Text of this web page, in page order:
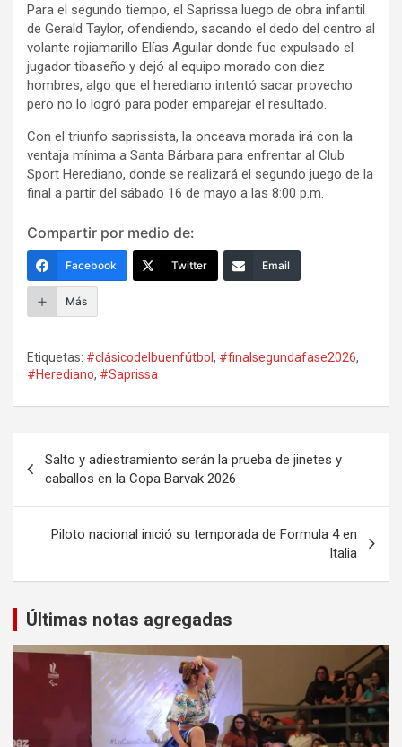
Para el segundo tiempo, el Saprissa luego de obra infantil
de Gerald Taylor, ofendiendo, sacando el dedo del centro al
volante rojiamarillo Elías Aguilar donde fue expulsado el
jugador tibaseño y dejó al equipo morado con diez
hombres, algo que el herediano intentó sacar provecho
pero no lo logró para poder emparejar el resultado.
Con el triunfo saprissista, la onceava morada irá con la
ventaja mínima a Santa Bárbara para enfrentar al Club
Sport Herediano, donde se realizará el segundo juego de la
final a partir del sábado 16 de mayo a las 8:00 p.m.
Compartir por medio de:
Facebook Twitter Email
Más
Etiquetas: #clásicodelbuenfútbol , #finalsegundafase2026,
#Herediano, #Saprissa
de
entradas
Salto y adiestramiento serán la prueba de jinetes y
caballos en la Copa Barvak 2026
Piloto nacional inició su temporada de Formula 4 en
Italia
Últimas notas agregadas